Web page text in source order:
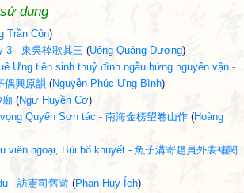
dụng
Trần Côn)
3 - 東吳棹歌其三 (Uông Quảng Dương)
Ưng tiên sinh thuỷ đình ngẫu hứng nguyên vận -
偶興原韻 (Nguyễn Phúc Ưng Bình)
廟 (Ngư Huyền Cơ)
Quyển Sơn tác - 南海金榜望卷山作 (Hoàng
viên ngoại, Bùi bổ khuyết - 魚子溝寄趙員外裴補闕
- 訪憲司舊遊 (Phan Huy Ích)